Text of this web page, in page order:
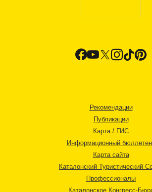
Рекомендации
Публикации
Карта / ГИС
Информационный
Карта сайта
Каталонский Туристический
Профессионалы
Каталонское Конгресс-